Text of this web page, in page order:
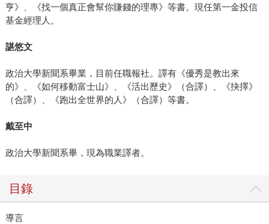
亨》、《找一個真正會幫你賺錢的理專》等書。現任第一金投信
基金經理人。
諶悠文
政治大學新聞系畢業，目前任職報社。譯有《優秀是教出來
的》、《如何移動富士山》、《活出歷史》（合譯）、《抉擇》
（合譯）、《跑出全世界的人》（合譯）等書。
戴至中
政治大學新聞系畢，現為職業譯者。
目錄
導言